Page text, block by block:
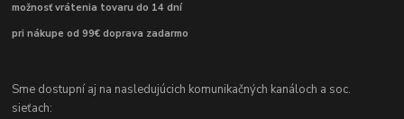
možnosť vrátenia tovaru do 14 dní
pri nákupe od 99€ doprava zadarmo
Sme dostupní aj na nasledujúcich komunikačných kanáloch a soc.
sieťach: